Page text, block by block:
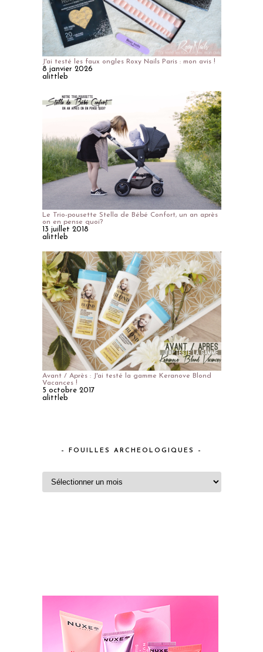
J'ai testé les faux ongles Roxy Nails Paris : mon avis !
8 janvier 2026
alittleb
Le Trio-pousette Stella de Bébé Confort, un an après
on en pense quoi?
13 juillet 2018
alittleb
Avant / Après : J'ai testé la gamme Keranove Blond
Vacances !
5 octobre 2017
alittleb
– FOUILLES ARCHEOLOGIQUES –